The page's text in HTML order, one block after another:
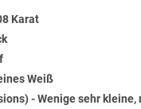
Karat
Weiß
- Wenige sehr